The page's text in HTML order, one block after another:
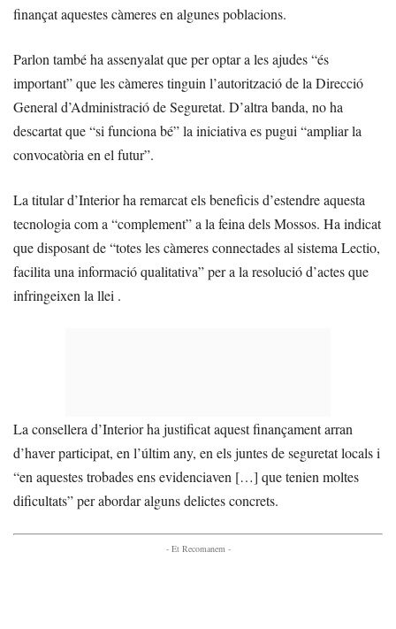
finançat aquestes càmeres en algunes poblacions.
Parlon també ha assenyalat que per optar a les ajudes “és
important” que les càmeres tinguin l’autorització de la Direcció
General d’Administració de Seguretat. D’altra banda, no ha
descartat que “si funciona bé” la iniciativa es pugui “ampliar la
convocatòria en el futur”.
La titular d’Interior ha remarcat els beneficis d’estendre aquesta
tecnologia com a “complement” a la feina dels Mossos. Ha indicat
que disposant de “totes les càmeres connectades al sistema Lectio,
facilita una informació qualitativa” per a la resolució d’actes que
infringeixen la llei .
La consellera d’Interior ha justificat aquest finançament arran
d’haver participat, en l’últim any, en els juntes de seguretat locals i
“en aquestes trobades ens evidenciaven […] que tenien moltes
dificultats” per abordar alguns delictes concrets.
- Et Recomanem -